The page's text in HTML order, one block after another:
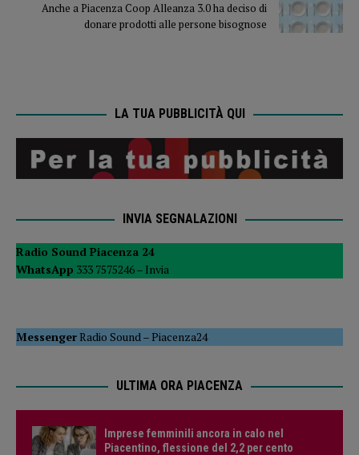
Anche a Piacenza Coop Alleanza 3.0 ha deciso di
donare prodotti alle persone bisognose
LA TUA PUBBLICITÀ QUI
INVIA SEGNALAZIONI
Radio Sound Piacenza 24
WhatsApp 333 7575246 – Invia
MessengerRadio Sound –Piacenza24
ULTIMA ORA PIACENZA
Imprese femminili ancora in calo nel
Piacentino, flessione del 2,2 per cento